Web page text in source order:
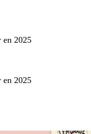
en 2025
en 2025